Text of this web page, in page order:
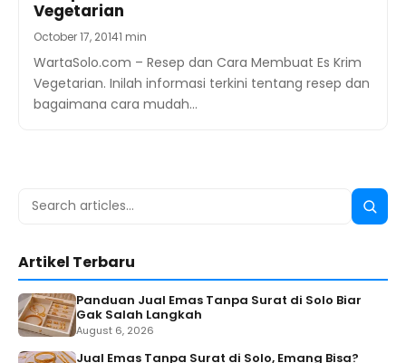
Vegetarian
October 17, 20141 min
WartaSolo.com – Resep dan Cara Membuat Es Krim
Vegetarian. Inilah informasi terkini tentang resep dan
bagaimana cara mudah…
Search
Search
Artikel Terbaru
Panduan Jual Emas Tanpa Surat di Solo Biar
Gak Salah Langkah
August 6, 2026
Jual Emas Tanpa Surat di Solo, Emang Bisa?